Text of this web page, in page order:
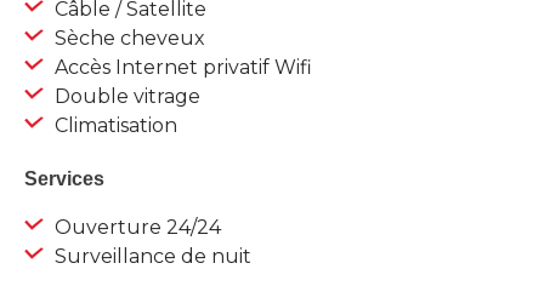
Câble / Satellite
Sèche cheveux
Accès Internet privatif Wifi
Double vitrage
Climatisation
Services
Ouverture 24/24
Surveillance de nuit